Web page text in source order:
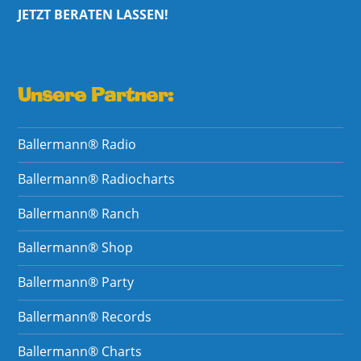
JETZT BERATEN LASSEN!
Unsere Partner:
Ballermann® Radio
Ballermann® Radiocharts
Ballermann® Ranch
Ballermann® Shop
Ballermann® Party
Ballermann® Records
Ballermann® Charts